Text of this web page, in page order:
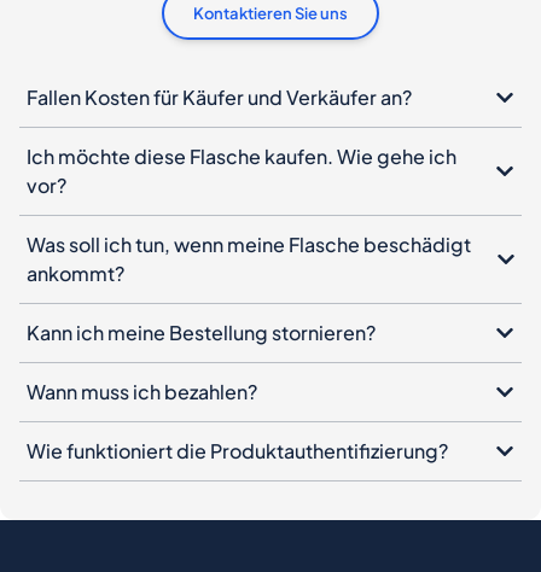
Kontaktieren Sie uns
Fallen Kosten für Käufer und Verkäufer an?
Ich möchte diese Flasche kaufen. Wie gehe ich
vor?
Was soll ich tun, wenn meine Flasche beschädigt
ankommt?
Kann ich meine Bestellung stornieren?
Wann muss ich bezahlen?
Wie funktioniert die Produktauthentifizierung?